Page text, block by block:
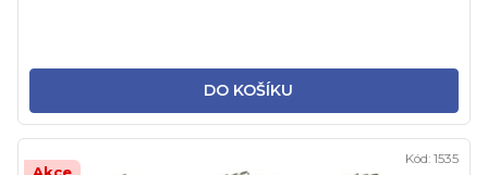
DO KOŠÍKU
Kód: 1535